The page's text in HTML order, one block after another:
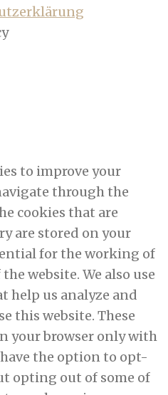
to improve your
through the
cookies that are
are stored on your
for the working of
website. We also use
help us analyze and
this website. These
your browser only with
the option to opt-
opting out of some of